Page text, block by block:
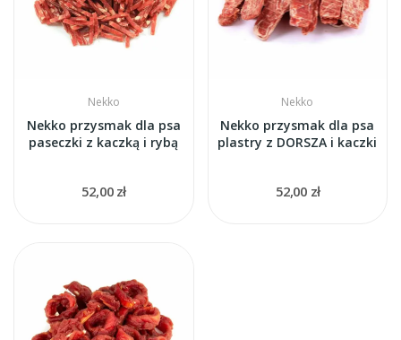
Nekko
Nekko przysmak dla psa
paseczki z kaczką i rybą
52,00 zł
Nekko
Nekko przysmak dla psa
plastry z DORSZA i kaczki
52,00 zł